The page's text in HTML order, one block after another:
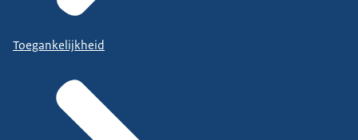
Toegankelijkheid